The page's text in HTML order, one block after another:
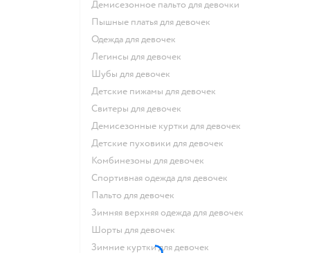
Демисезонное пальто для девочки
Пышные платья для девочек
Одежда для девочек
Легинсы для девочек
Шубы для девочек
Детские пижамы для девочек
Свитеры для девочек
Демисезонные куртки для девочек
Детские пуховики для девочек
Комбинезоны для девочек
Спортивная одежда для девочек
Пальто для девочек
Зимняя верхняя одежда для девочек
Шорты для девочек
Зимние куртки для девочек